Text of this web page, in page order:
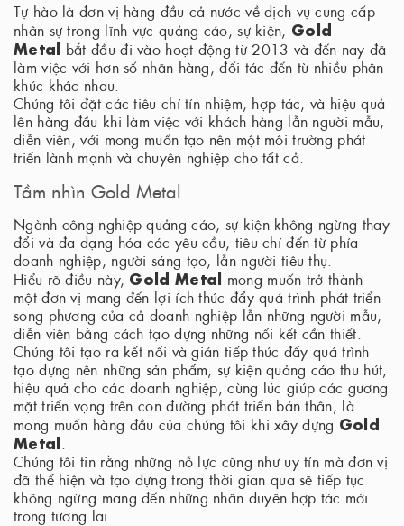
Tự hào là đơn vị hàng đầu cả nước về dịch vụ cung cấp
nhân sự trong lĩnh vực quảng cáo, sự kiện, Gold
Metal bắt đầu đi vào hoạt động từ 2013 và đến nay đã
làm việc với hơn số nhãn hàng, đối tác đến từ nhiều phân
khúc khác nhau.
Chúng tôi đặt các tiêu chí tín nhiệm, hợp tác, và hiệu quả
lên hàng đầu khi làm việc với khách hàng lẫn người mẫu,
diễn viên, với mong muốn tạo nên một môi trường phát
triển lành mạnh và chuyên nghiệp cho tất cả.
Tầm nhìn Gold Metal
Ngành công nghiệp quảng cáo, sự kiện không ngừng thay
đổi và đa dạng hóa các yêu cầu, tiêu chí đến từ phía
doanh nghiệp, người sáng tạo, lẫn người tiêu thụ.
Hiểu rõ điều này, Gold Metal mong muốn trở thành
một đơn vị mang đến lợi ích thúc đẩy quá trình phát triển
song phương của cả doanh nghiệp lẫn những người mẫu,
diễn viên bằng cách tạo dựng những nối kết cần thiết.
Chúng tôi tạo ra kết nối và gián tiếp thúc đẩy quá trình
tạo dựng nên những sản phẩm, sự kiện quảng cáo thu hút,
hiệu quả cho các doanh nghiệp, cùng lúc giúp các gương
mặt triển vọng trên con đường phát triển bản thân, là
mong muốn hàng đầu của chúng tôi khi xây dựng Gold
Metal
Chúng tôi tin rằng những nỗ lực cũng như uy tín mà đơn vị
đã thể hiện và tạo dựng trong thời gian qua sẽ tiếp tục
không ngừng mang đến những nhân duyên hợp tác mới
trong tương lai.